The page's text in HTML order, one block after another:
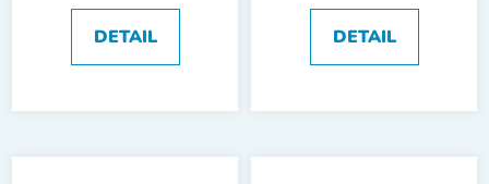
DETAIL DETAIL